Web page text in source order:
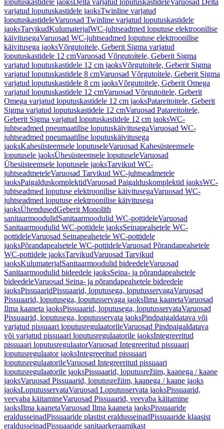
loputuskastidele jaoksDelta varjatud loputuskastideleVaruosad Delta
varjatud loputuskastidele jaoksTwinline varjatud
loputuskastideleVaruosad Twinline varjatud loputuskastidele
jaoksTarvikudKulumaterjalWC-juhtseadmed loputuse elektroonilise
käivitusegaVaruosad WC-juhtseadmed loputuse elektroonilise
käivitusega jaoksVõrgutoitele, Geberit Sigma varjatud
loputuskastidele 12 cmVaruosad Võrgutoitele, Geberit Sigma
varjatud loputuskastidele 12 cm jaoksVõrgutoitele, Geberit Sigma
varjatud loputuskastidele 8 cmVaruosad Võrgutoitele, Geberit Sigma
varjatud loputuskastidele 8 cm jaoksVõrgutoitele, Geberit Omega
varjatud loputuskastidele 12 cmVaruosad Võrgutoitele, Geberit
Omega varjatud loputuskastidele 12 cm jaoksPatareitoitele, Geberit
Sigma varjatud loputuskastidele 12 cmVaruosad Patareitoitele,
Geberit Sigma varjatud loputuskastidele 12 cm jaoksWC-
juhtseadmed pneumaatilise loputuskäivitusegaVaruosad WC-
juhtseadmed pneumaatilise loputuskäivitusega
jaoksKahesüsteemsele loputuseleVaruosad Kahesüsteemsele
loputusele jaoksÜhesüsteemsele loputuseleVaruosad
Ühesüsteemsele loputusele jaoksTarvikud WC-
juhtseadmeteleVaruosad Tarvikud WC-juhtseadmetele
jaoksPaigalduskomplektidVaruosad Paigalduskomplektid jaoksWC-
juhtseadmed loputuse elektroonilise käivitusegaVaruosad WC-
juhtseadmed loputuse elektroonilise käivitusega
jaoksÜhendusedGeberit Monolith
sanitaarmoodulidSanitaarmoodulid WC-pottideleVaruosad
Sanitaarmoodulid WC-pottidele jaoksSeinapealsetele WC-
pottideleVaruosad Seinapealsetele WC-pottidele
jaoksPõrandapealsetele WC-pottideleVaruosad Põrandapealsetele
WC-pottidele jaoksTarvikudVaruosad Tarvikud
jaoksKulumaterjalSanitaarmoodulid bideedeleVaruosad
Sanitaarmoodulid bideedele jaoksSeina- ja põrandapealsetele
bideedeleVaruosad Seina- ja põrandapealsetele bideedele
jaoksPissuaaridPissuaarid, loputusega, loputusservagaVaruosad
Pissuaarid, loputusega, loputusservaga jaoksIlma kaanetaVaruosad
Ilma kaaneta jaoksPissuaarid, loputusega, loputusservataVaruosad
Pissuaarid, loputusega, loputusservata jaoksPindpaigaldatava või
varjatud pissuaari loputusregulaatorileVaruosad Pindpaigaldatava
või varjatud pissuaari loputusregulaatorile jaoksIntegreeritud
pissuaari loputusregulaatorVaruosad Integreeritud pissuaari
loputusregulaator jaoksIntegreeritud pissuaari
loputusregulaatorileVaruosad Integreeritud pissuaari
loputusregulaatorile jaoksPissuaarid, loputusrežiim, kaanega / kaane
jaoksVaruosad Pissuaarid, loputusrežiim, kaanega / kaane jaoks
jaoksLoputusservataVaruosad Loputusservata jaoksPissuaarid,
veevaba käitamineVaruosad Pissuaarid, veevaba käitamine
jaoksIlma kaanetaVaruosad Ilma kaaneta jaoksPissuaaride
eraldusseinadPissuaaride plastist eraldusseinadPissuaaride klaasist
eraldusseinadPissuaaride sanitaarkeraamikast